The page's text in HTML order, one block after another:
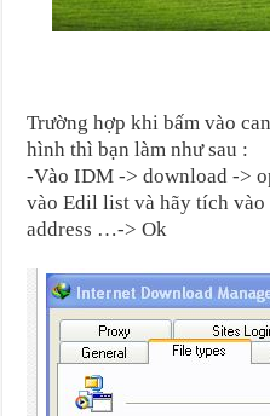
Trường hợp khi bấm vào
hình thì bạn làm như sau :
-Vào IDM -> download ->
vào Edil list và hãy tích vào
address …-> Ok